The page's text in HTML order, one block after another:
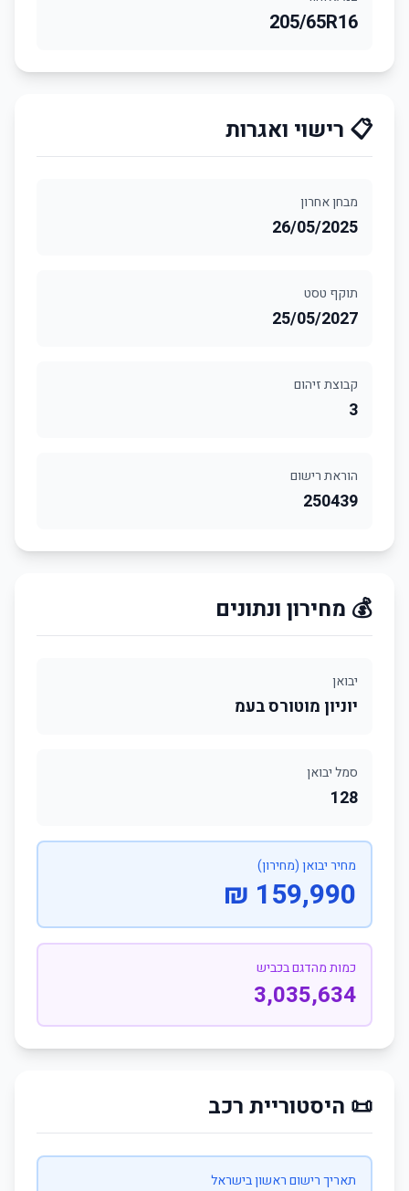
205/65R16
📋 רישוי ואגרות
מבחן אחרון
26/05/2025
תוקף טסט
25/05/2027
קבוצת זיהום
3
הוראת רישום
250439
💰 מחירון ונתונים
יבואן
יוניון מוטורס בעמ
סמל יבואן
128
מחיר יבואן (מחירון)
159,990 ₪
כמות מהדגם בכביש
3,035,634
📜 היסטוריית רכב
תאריך רישום ראשון בישראל